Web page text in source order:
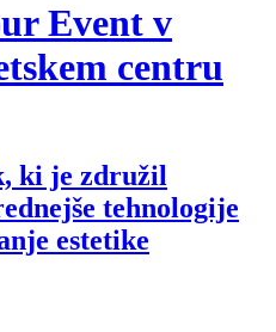
Event v
centru
ki je združil
tehnologije
estetike